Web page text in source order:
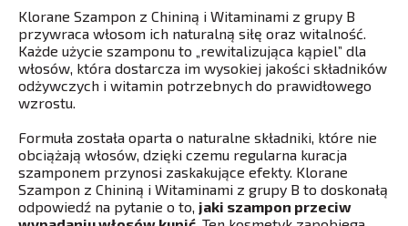
Klorane Szampon z Chininą i Witaminami z grupy B
przywraca włosom ich naturalną siłę oraz witalność.
Każde użycie szamponu to „rewitalizująca kąpiel” dla
włosów, która dostarcza im wysokiej jakości składników
odżywczych i witamin potrzebnych do prawidłowego
wzrostu.
Formuła została oparta o naturalne składniki, które nie
obciążają włosów, dzięki czemu regularna kuracja
szamponem przynosi zaskakujące efekty. Klorane
Szampon z Chininą i Witaminami z grupy B to doskonałą
odpowiedź na pytanie o to, jaki szampon przeciw